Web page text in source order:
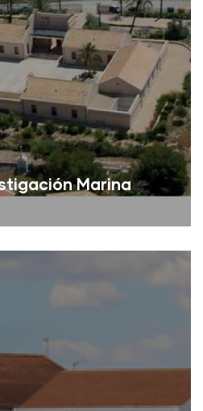
Marina